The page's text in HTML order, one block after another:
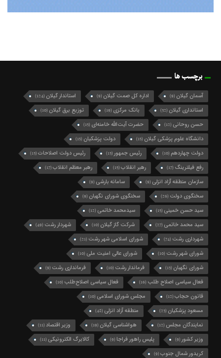
برچسب ها
آسمان گیلان (9) اداره کل صمت گیلان (9) استاندار گیلان (124)
استانداری گیلان (32) بانک مرکزی (19) توزیع برق گیلان (10)
حسن روحانی (12) حضرت آیت‌الله خامنه‌ای (15)
دانشگاه علوم پزشکی گیلان (15) دولت پزشکیان (15)
دولت چهاردهم (10) رئیس جمهور(13) رئیس دولت اصلاحات(13)
رفع فیلترینگ (17) رهبر انقلاب(15) رهبر معظم انقلاب(17)
سازمان منطقه آزاد انزلی (9) سامانه بارشی (9)
سخنگوی دولت (26) سخنگوی شورای نگهبان (9)
سید حسن خمینی (15) سیدمحمد خاتمی (12)
سید محمد خاتمی (27) شرکت گاز گیلان (10) شهردار رشت (49)
شهرداری رشت (74) شورای اسلامی شهر رشت (21)
شورای شهر رشت (10) شورای عالی امنیت ملی (10)
شورای نگهبان (13) فرماندار رشت (10) فرمانداری رشت (9)
فعال سیاسی اصلاح طلب (16) فعال سیاسی اصلاح‌طلب (10)
قانون حجاب(12) مجلس شورای اسلامی (10)
مسعود پزشکیان (23) منطقه آزاد انزلی (48)
نمایندگان مجلس (12) هواشناسی گیلان (19) وزیر اقتصاد(11)
وزیر کشور(9) پلیس راهور فراجا (9) کالابرگ الکترونیکی (11)
کریدور شمال جنوب(9)